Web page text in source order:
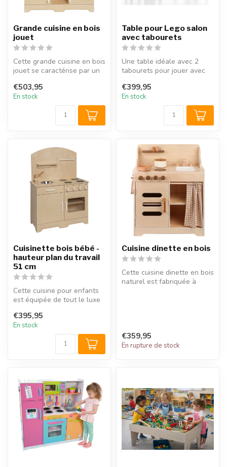
Grande cuisine en bois
jouet
Cette grande cuisine en bois
jouet se caractérise par un
€503,95
En stock
Table pour Lego salon
avec tabourets
Une table idéale avec 2
tabourets pour jouer avec
de...
€399,95
En stock
Cuisinette bois bébé -
hauteur plan du travail
51 cm
Cette cuisine pour enfants
est équipée de tout le luxe
€395,95
En stock
Cuisine dinette en bois
Cette cuisine dinette en bois
naturel est fabriquée à
€359,95
En rupture de stock